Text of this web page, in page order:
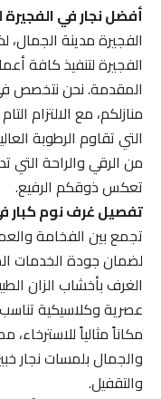
أفضل نجار في الفجيرة
الفجيرة مدينة الجمال،
الفجيرة لتنفيذ كافة
المقدمة. نحن نتخصص في
منازلكم، مع الالتزام
التي تقاوم الرطوبة
من الرقي والراحة التي
تعكس ذوقكم الرفيع.
تفصيل غرف نوم كبار في
تجمع بين الفخامة
لضمان جودة الخدمات
الغرف بأخشاب الزان
عصرية وكلاسيكية
مكاناً مثالياً للاسترخاء،
والجمال بلمسات نجار
والتقفيل.